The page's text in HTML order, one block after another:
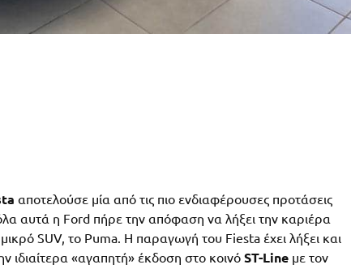
αποτελούσε μία από τις πιο ενδιαφέρουσες προτάσεις
αυτά η Ford πήρε την απόφαση να λήξει την καριέρα
SUV, το Puma. Η παραγωγή του Fiesta έχει λήξει και
ιδιαίτερα «αγαπητή» έκδοση στο κοινό ST-Line με τον